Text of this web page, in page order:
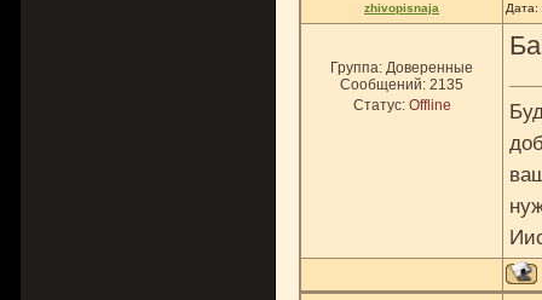
zhivopisnaja Дата:
Группа: Доверенные
Сообщений: 2135
Статус: Offline